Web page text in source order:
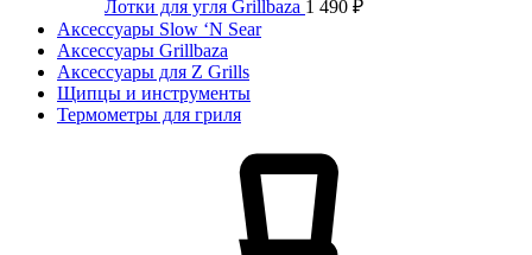
Лотки для угля Grillbaza 1 490 ₽
Аксессуары Slow ‘N Sear
Аксессуары Grillbaza
Аксессуары для Z Grills
Щипцы и инструменты
Термометры для гриля